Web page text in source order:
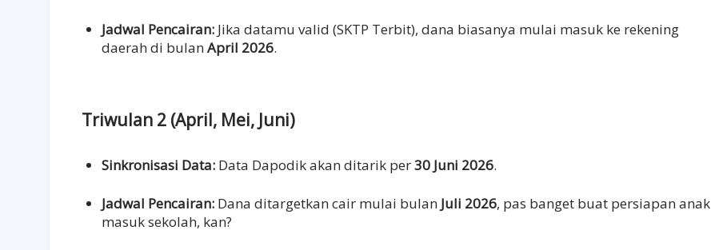
Jadwal Pencairan: Jika datamu valid (SKTP Terbit), dana biasanya mulai masuk ke rekening
daerah di bulanApril 2026.
Triwulan 2 (April, Mei, Juni)
Sinkronisasi Data: Data Dapodik akan ditarik per30 Juni 2026.
Jadwal Pencairan: Dana ditargetkan cair mulai bulan Juli 2026, pas banget buat persiapan anak
masuk sekolah, kan?